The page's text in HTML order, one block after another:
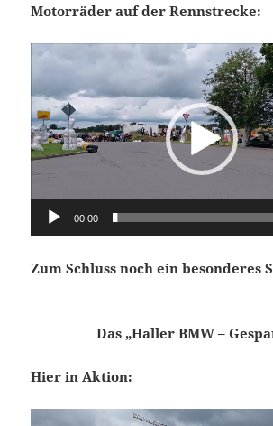
Motorräder auf der Rennstrecke:
Video-
Player
00:00
Zum Schluss noch ein besonderes
Das „Haller BMW –
Hier in Aktion: